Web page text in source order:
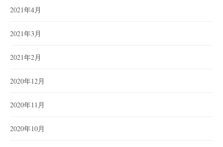
2021年4月
2021年3月
2021年2月
2020年12月
2020年11月
2020年10月